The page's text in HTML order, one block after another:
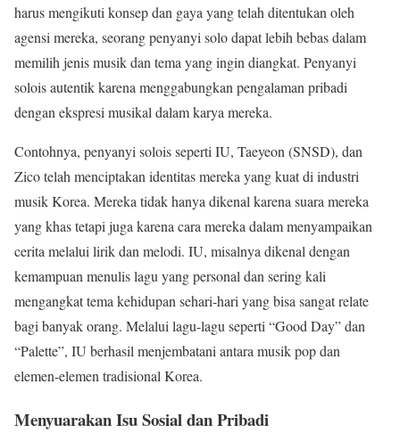
harus mengikuti konsep dan gaya yang telah ditentukan oleh
agensi mereka, seorang penyanyi solo dapat lebih bebas dalam
memilih jenis musik dan tema yang ingin diangkat. Penyanyi
solois autentik karena menggabungkan pengalaman pribadi
dengan ekspresi musikal dalam karya mereka.
Contohnya, penyanyi solois seperti IU, Taeyeon (SNSD), dan
Zico telah menciptakan identitas mereka yang kuat di industri
musik Korea. Mereka tidak hanya dikenal karena suara mereka
yang khas tetapi juga karena cara mereka dalam menyampaikan
cerita melalui lirik dan melodi. IU, misalnya dikenal dengan
kemampuan menulis lagu yang personal dan sering kali
mengangkat tema kehidupan sehari-hari yang bisa sangat relate
bagi banyak orang. Melalui lagu-lagu seperti “Good Day” dan
“Palette”, IU berhasil menjembatani antara musik pop dan
elemen-elemen tradisional Korea.
Menyuarakan Isu Sosial dan Pribadi